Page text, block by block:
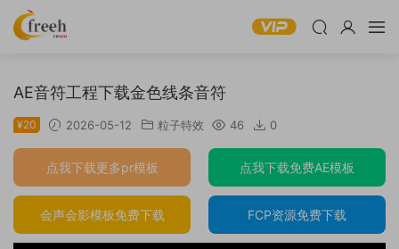
AE音符工程下载金色线条音符
¥20 2026-05-12 粒子特效 46 0
点我下载更多pr模板 点我下载免费AE模板
会声会影模板免费下载 FCP资源免费下载